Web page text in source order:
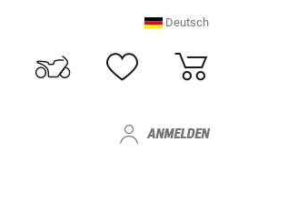
Deutsch
ANMELDEN